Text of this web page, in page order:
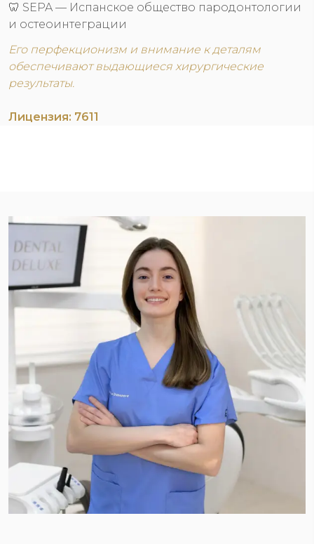
🦷 SEPA — Испанское общество пародонтологии
и остеоинтеграции
Его перфекционизм и внимание к деталям
обеспечивают выдающиеся хирургические
результаты.
Лицензия: 7611